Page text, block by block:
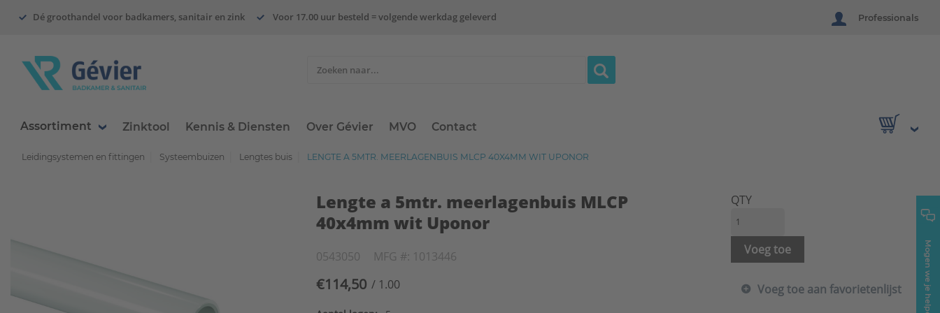
Dé groothandel voor badkamers, sanitair en zink Voor 17.00 uur besteld = volgende werkdag geleverd Professionals
Assortiment Zinktool Kennis & Diensten Over Gévier MVO Contact
Mogen we je helpen?
Leidingsystemen en fittingen Systeembuizen Lengtes buis LENGTE A 5MTR. MEERLAGENBUIS MLCP 40X4MM WIT UPONOR
Lengte a 5mtr. meerlagenbuis MLCP
40x4mm wit Uponor
0543050 MFG #: 1013446
€114,50 / 1.00
QTY
Voeg toe
Voeg toe aan favorietenlijst